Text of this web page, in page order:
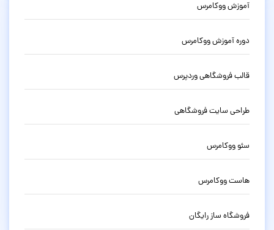
آموزش ووکامرس
دوره آموزش ووکامرس
قالب فروشگاهی وردپرس
طراحی سایت فروشگاهی
سئو ووکامرس
هاست ووکامرس
فروشگاه ساز رایگان